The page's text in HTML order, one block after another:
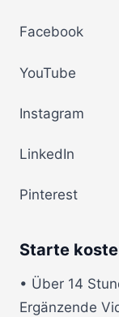
Facebook
YouTube
Instagram
LinkedIn
Pinterest
Starte
• Über 14
Ergänzende